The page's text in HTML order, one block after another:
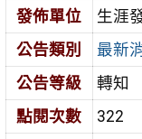
發佈單位
生涯
公告類別
最新
公告等級
轉知
點閱次數
322